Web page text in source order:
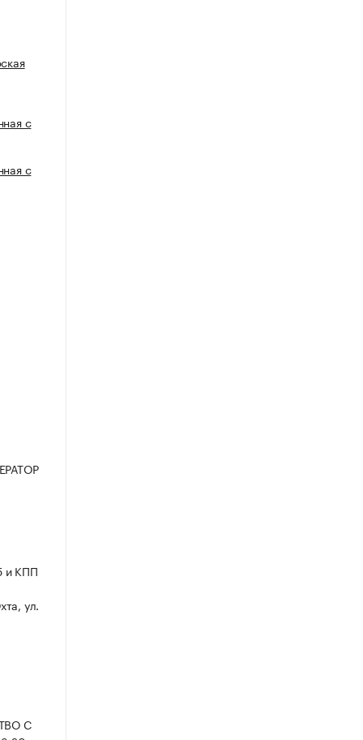
с
с
и КПП
ул.
С